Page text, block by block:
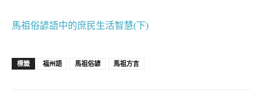
馬祖俗諺語中的庶民生活智慧(下)
標籤 福州語 馬祖俗諺 馬祖方言